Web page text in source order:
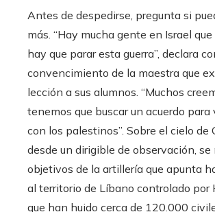
Antes de despedirse, pregunta si
más. “Hay mucha gente en Israel
hay que parar esta guerra”, declara
convencimiento de la maestra que
lección a sus alumnos. “Muchos
tenemos que buscar un acuerdo
con los palestinos”. Sobre el cielo de
desde un dirigible de observación, se
objetivos de la artillería que apunta
al territorio de Líbano controlado por
que han huido cerca de 120.000